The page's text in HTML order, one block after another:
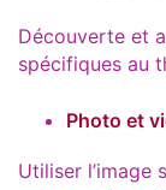
Découverte et
spécifiques au
Photo et
Utiliser l’image